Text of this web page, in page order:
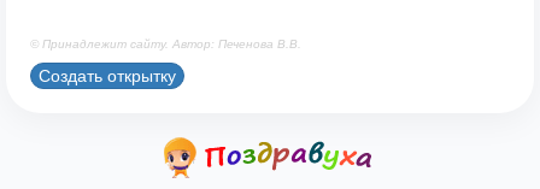
© Принадлежит сайту. Автор: Печенова В.В.
Создать открытку